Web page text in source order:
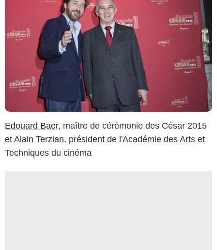
Edouard Baer, maître de cérémonie des César 2015
et Alain Terzian, président de l'Académie des Arts et
Techniques du cinéma